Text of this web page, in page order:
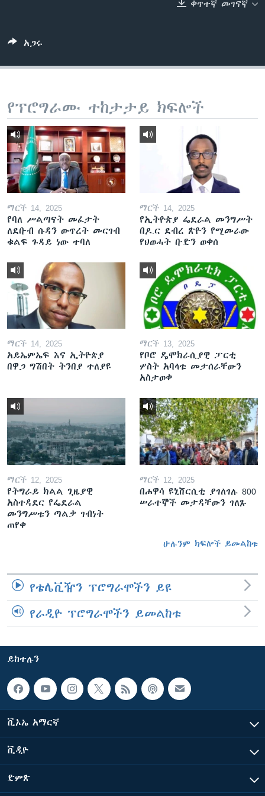
ቋንቋዎች
ቀጥተኛ መገናኛ
አጋሩ
የፕሮግራሙ ተከታታይ ክፍሎች
ማርች 14, 2025
የባለ ሥልጣናት መፈታት
ለደቡብ ሱዳን ውጥረት መርገብ
ቁልፍ ጉዳይ ነው ተባለ
ማርች 14, 2025
የኢትዮጵያ ፌደራል መንግሥት
በዶ.ር ደብረ ጽዮን የሚመራው
የህወሓት ቡድን ወቀሰ
ማርች 14, 2025
አይኤምኤፍ እና ኢትዮጵያ
በዋጋ ግሽበት ትንበያ ተለያዩ
ማርች 13, 2025
የቦሮ ዴሞክራሲያዊ ፓርቲ
ሦስት አባላቱ መታሰራቸውን
አስታወቀ
ማርች 12, 2025
የትግራይ ክልል ጊዜያዊ
አስተዳደር የፌደራል
መንግሥቱን ጣልቃ ገብነት
ጠየቀ
ማርች 12, 2025
በሐዋሳ ዩኒቨርሲቲ ያገለገሉ 800
ሠራተኞች መታዳቸውን ገለጹ
ሁሉንም ክፍሎች ይመልከቱ
የቴሌቪዥን ፕሮግራሞችን ይዩ
የራዲዮ ፕሮግራሞችን ይመልከቱ
ይከተሉን
ቪኦኤ አማርኛ
ቪዲዮ
ድምጽ